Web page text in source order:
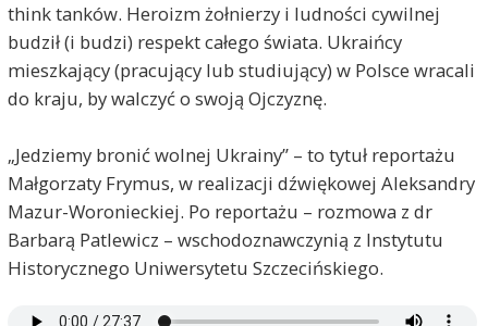
think tanków. Heroizm żołnierzy i ludności cywilnej
budził (i budzi) respekt całego świata. Ukraińcy
mieszkający (pracujący lub studiujący) w Polsce wracali
do kraju, by walczyć o swoją Ojczyznę.
„Jedziemy bronić wolnej Ukrainy” – to tytuł reportażu
Małgorzaty Frymus, w realizacji dźwiękowej Aleksandry
Mazur-Woronieckiej. Po reportażu – rozmowa z dr
Barbarą Patlewicz – wschodoznawczynią z Instytutu
Historycznego Uniwersytetu Szczecińskiego.